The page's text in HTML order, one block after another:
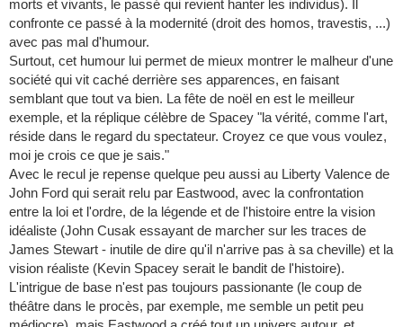
morts et vivants, le passé qui revient hanter les individus). Il
confronte ce passé à la modernité (droit des homos, travestis, ...)
avec pas mal d'humour.
Surtout, cet humour lui permet de mieux montrer le malheur d'une
société qui vit caché derrière ses apparences, en faisant
semblant que tout va bien. La fête de noël en est le meilleur
exemple, et la réplique célèbre de Spacey "la vérité, comme l'art,
réside dans le regard du spectateur. Croyez ce que vous voulez,
moi je crois ce que je sais."
Avec le recul je repense quelque peu aussi au Liberty Valence de
John Ford qui serait relu par Eastwood, avec la confrontation
entre la loi et l'ordre, de la légende et de l'histoire entre la vision
idéaliste (John Cusak essayant de marcher sur les traces de
James Stewart - inutile de dire qu'il n'arrive pas à sa cheville) et la
vision réaliste (Kevin Spacey serait le bandit de l'histoire).
L'intrigue de base n'est pas toujours passionante (le coup de
théâtre dans le procès, par exemple, me semble un petit peu